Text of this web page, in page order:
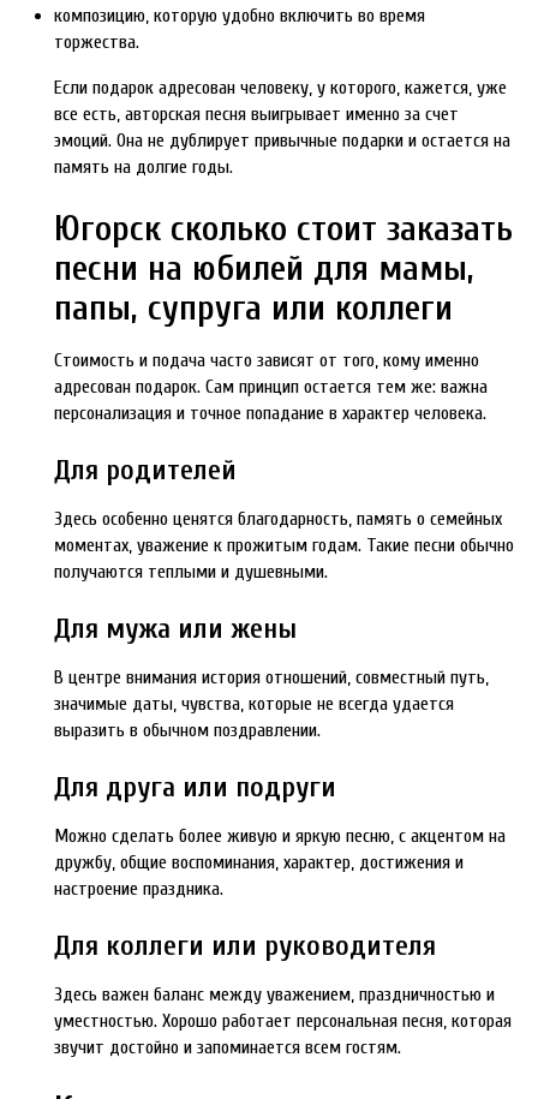
композицию, которую удобно включить во время
торжества.
Если подарок адресован человеку, у которого, кажется, уже
все есть, авторская песня выигрывает именно за счет
эмоций. Она не дублирует привычные подарки и остается на
память на долгие годы.
Югорск сколько стоит заказать
песни на юбилей для мамы,
папы, супруга или коллеги
Стоимость и подача часто зависят от того, кому именно
адресован подарок. Сам принцип остается тем же: важна
персонализация и точное попадание в характер человека.
Для родителей
Здесь особенно ценятся благодарность, память о семейных
моментах, уважение к прожитым годам. Такие песни обычно
получаются теплыми и душевными.
Для мужа или жены
В центре внимания история отношений, совместный путь,
значимые даты, чувства, которые не всегда удается
выразить в обычном поздравлении.
Для друга или подруги
Можно сделать более живую и яркую песню, с акцентом на
дружбу, общие воспоминания, характер, достижения и
настроение праздника.
Для коллеги или руководителя
Здесь важен баланс между уважением, праздничностью и
уместностью. Хорошо работает персональная песня, которая
звучит достойно и запоминается всем гостям.